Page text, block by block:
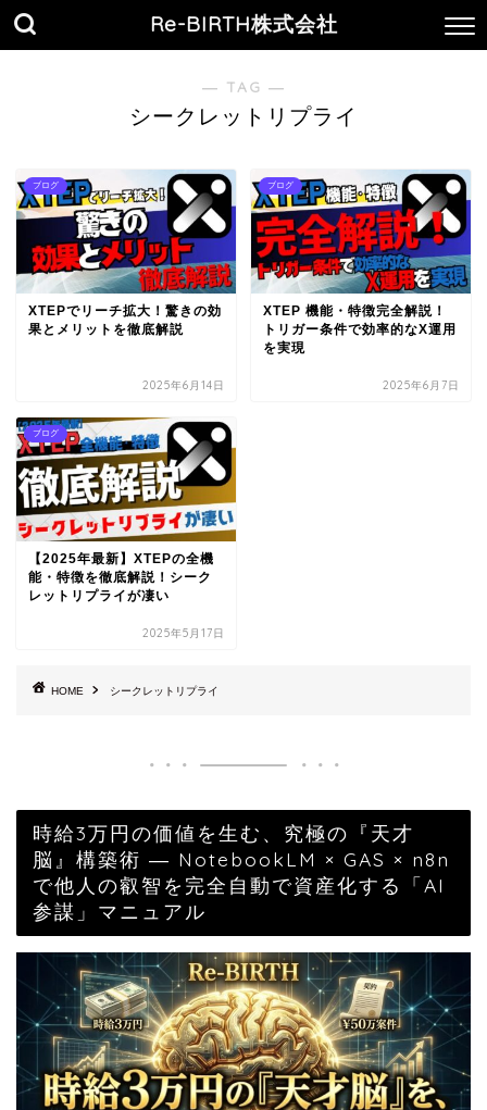
Re-BIRTH株式会社
― TAG ―
シークレットリプライ
ブログ
XTEPでリーチ拡大！驚きの効
果とメリットを徹底解説
2025年6月14日
ブログ
XTEP 機能・特徴完全解説！
トリガー条件で効率的なX運用
を実現
2025年6月7日
ブログ
【2025年最新】XTEPの全機
能・特徴を徹底解説！シーク
レットリプライが凄い
2025年5月17日
HOME シークレットリプライ
時給3万円の価値を生む、究極の『天才
脳』構築術 ― NotebookLM × GAS × n8n
で他人の叡智を完全自動で資産化する「AI
参謀」マニュアル